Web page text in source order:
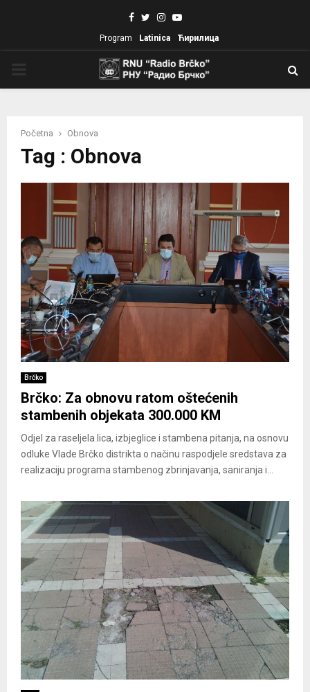
Facebook
TwitterInstagram
Youtube
Program Latinica Ћирилица
Početna Obnova
Tag : Obnova
Brčko
Brčko: Za obnovu ratom oštećenih
stambenih objekata 300.000 KM
Odjel za raseljela lica, izbjeglice i stambena pitanja, na osnovu
odluke Vlade Brčko distrikta o načinu raspodjele sredstava za
realizaciju programa stambenog zbrinjavanja, saniranja i...